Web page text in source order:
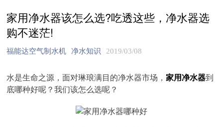
家用净水器该怎么选?吃透这些，净水器选
购不迷茫!
福能达空气制水机 净水知识 2019/03/08
水是生命之源，面对琳琅满目的净水器市场，家用净水器到
底哪种好呢？我们该怎么选呢？